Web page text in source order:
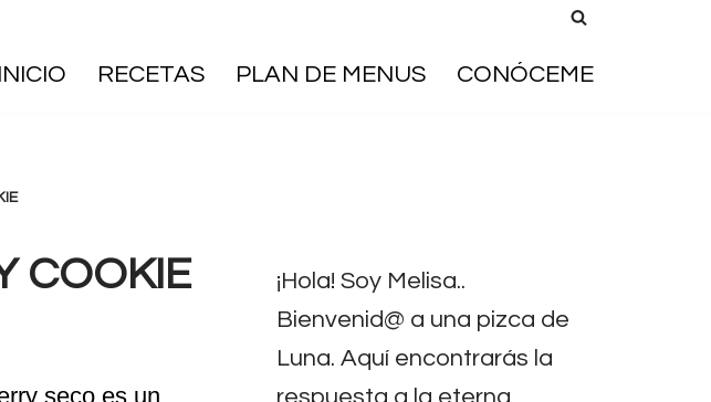
INICIO RECETAS PLAN DE MENUS CONÓCEME
COOKIE
seco es un
¡Hola! Soy Melisa..
Bienvenid@ a una pizca de
Luna. Aquí encontrarás la